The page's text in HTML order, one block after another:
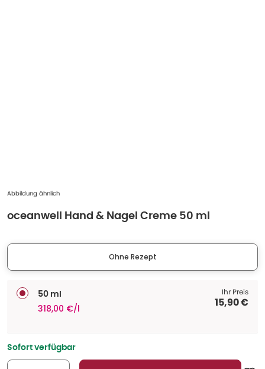
Abbildung ähnlich
oceanwell Hand & Nagel Creme 50 ml
Ohne Rezept
50 ml
318,00 €/l
Ihr Preis
15,90 €
Sofort verfügbar